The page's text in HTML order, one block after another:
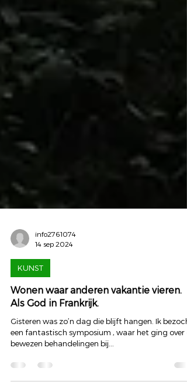
14 sep 2024
KUNST
Wonen waar anderen vakantie vieren.
Als God in Frankrijk.
Gisteren was zo’n dag die blijft hangen. Ik
bewezen behandelingen bij...